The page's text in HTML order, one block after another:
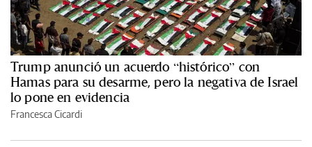
Trump anunció un acuerdo “histórico” con
Hamas para su desarme, pero la negativa de Israel
lo pone en evidencia
Francesca Cicardi